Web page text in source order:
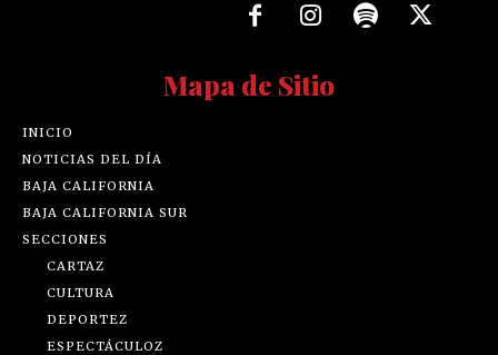
Mapa de Sitio
INICIO
NOTICIAS DEL DÍA
BAJA CALIFORNIA
BAJA CALIFORNIA SUR
SECCIONES
CARTAZ
CULTURA
DEPORTEZ
ESPECTÁCULOZ